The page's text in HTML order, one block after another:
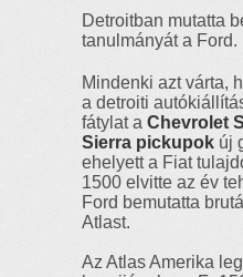
Detroitban mutatta
tanulmányát a Ford.
Mindenki azt várta,
a detroiti
fátylat a Chevrolet
Sierra pickupok új
ehelyett a Fiat
1500 elvitte az év
Ford bemutatta
Atlast.
Az Atlas Amerika